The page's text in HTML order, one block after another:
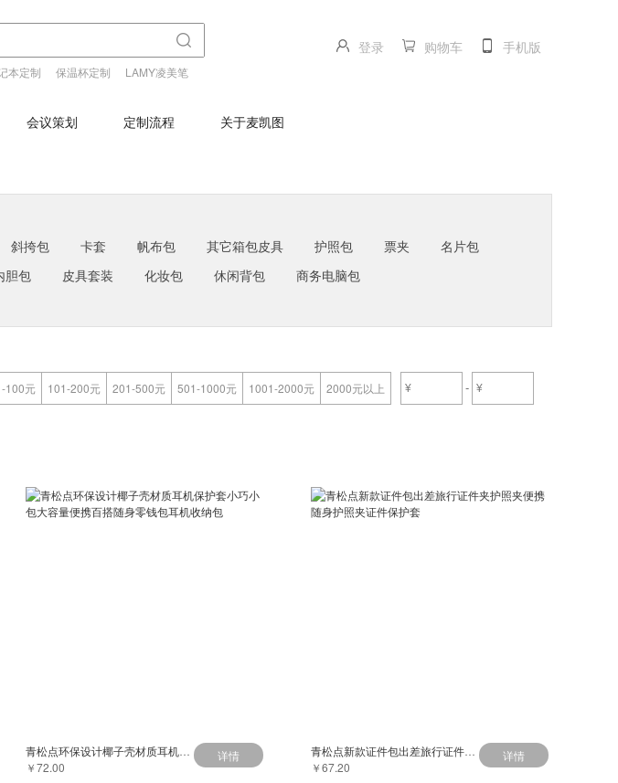
本定制 保温杯定制
LAMY凌美笔
登录 购物车 手机版
会议策划 定制流程 关于麦凯图
斜挎包 卡套 帆布包 其它箱包皮具 护照包 票夹
名片包
胆包 皮具套装 化妆包 休闲背包 商务电脑包
100元 101-200元 201-500元 501-1000元 1001-2000元 2000元以上 -
￥72.00
详情
￥67.20
详情